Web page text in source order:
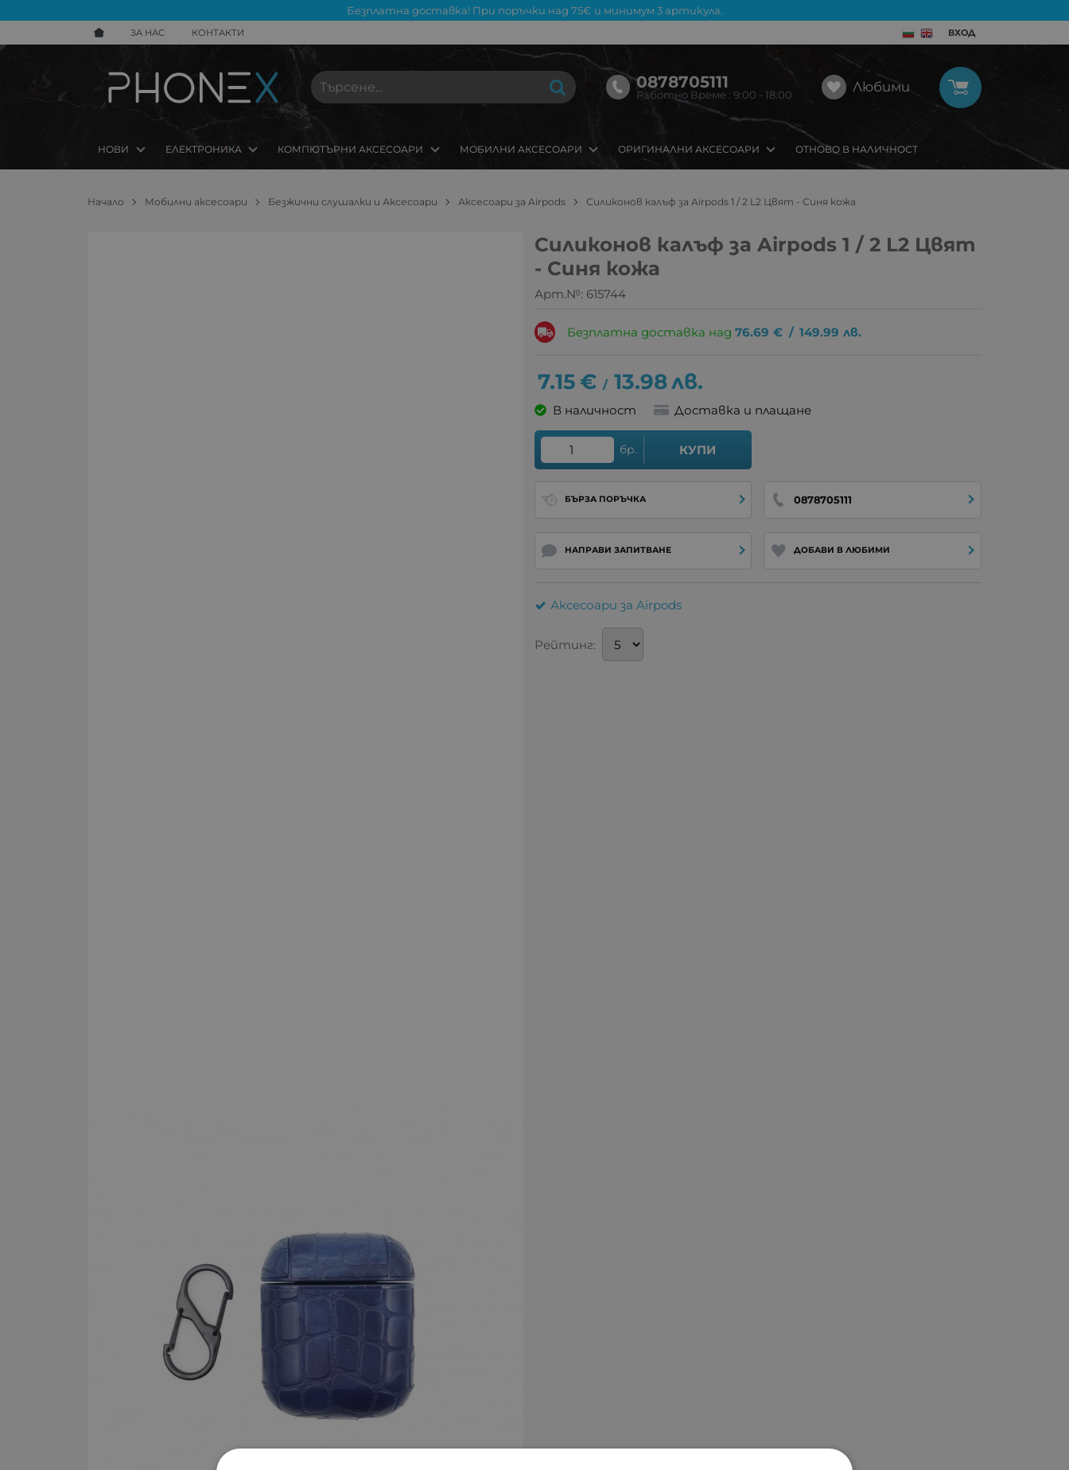
Безплатна доставка! При поръчки над 75€ и минимум 3 артикула.
ЗА НАС КОНТАКТИ ВХОД
0878705111
Работно Време : 9:00 - 18:00 Любими
НОВИ ЕЛЕКТРОНИКА КОМПЮТЪРНИ АКСЕСОАРИ МОБИЛНИ АКСЕСОАРИ ОРИГИНАЛНИ АКСЕСОАРИ ОТНОВО В НАЛИЧНОСТ
Начало Мобилни аксесоари Безжични слушалки и Аксесоари Аксесоари за Airpods Силиконов калъф за Airpods 1 / 2 L2 Цвят - Синя кожа
Силиконов калъф за Airpods 1 / 2 L2 Цвят
- Синя кожа
Арт.№: 615744
Безплатна доставка над76.69 € / 149.99 лв.
7.15 € / 13.98лв.
В наличност Доставка и плащане
бр. КУПИ
БЪРЗА ПОРЪЧКА 0878705111
НАПРАВИ ЗАПИТВАНЕ ДОБАВИ В ЛЮБИМИ
Аксесоари за Airpods
Рейтинг: